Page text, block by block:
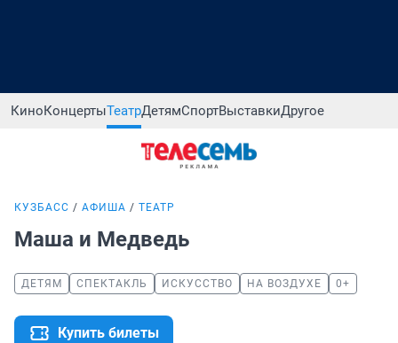
КиноКонцертыТеатрДетямСпортВыставкиДругое
КУЗБАСС АФИША ТЕАТР
Маша и Медведь
ДЕТЯМ СПЕКТАКЛЬ ИСКУССТВО НА ВОЗДУХЕ 0+
Купить билеты